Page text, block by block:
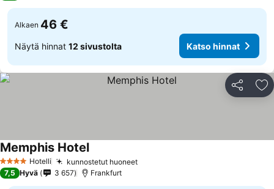
Alkaen 46 €
Näytä hinnat 12 sivustolta Katso hinnat
Jaa
4 Tähtiluokitus
Hotelli kunnostetut huoneet
Memphis Hotel
7,5 Hyvä 3 657 Frankfurt